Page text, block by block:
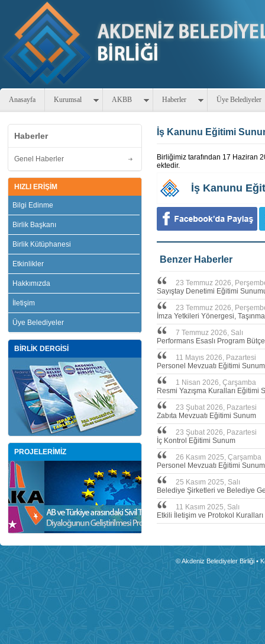
Anasayfa Kurumsal AKBB Haberler Üye Belediyeler
Haberler
Genel Haberler
HIZLI ERİŞİM
Bilgi Edinme
Birlik Başkanı
Birlik Kütüphanesi
Etkinlikler
Hakkımızda
İletişim
Üye Belediyeler
BİRLİK DERGİSİ
PROJELERİMİZ
İş Kanunu Eğitimi
Birliğimiz tarafından 17 Haziran
ektedir.
İş Kanunu
Benzer Haberler
23 Temmuz 2026,
Sayıştay Denetimi Eğitimi
23 Temmuz 2026,
İmza Yetkileri Yönergesi,
7 Temmuz 2026, Salı
Performans Esaslı Program
11 Mayıs 2026, Pazartesi
Personel Mevzuatı Eğitimi Sunum
1 Nisan 2026, Çarşamba
Resmi Yazışma Kuralları Eğitimi
23 Şubat 2026, Pazartesi
Zabıta Mevzuatı Eğitimi Sunum
23 Şubat 2026, Pazartesi
İç Kontrol Eğitimi Sunum
26 Kasım 2025, Çarşamba
Personel Mevzuatı Eğitimi Sunum
25 Kasım 2025, Salı
Belediye Şirketleri ve Belediye
11 Kasım 2025, Salı
Etkili İletişim ve Protokol
© Akdeniz Belediyeler Birliği •